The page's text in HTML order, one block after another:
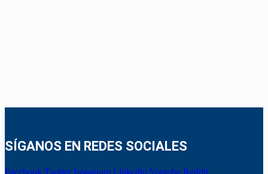
SÍGANOS EN REDES SOCIALES